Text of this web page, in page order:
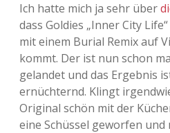
Nur mal
Täglicher
facebook
rss
Ich hatte mich ja sehr über
dass Goldies „Inner City
mit einem Burial Remix auf
kommt. Der ist nun schon
gelandet und das Ergebnis
ernüchternd. Klingt
Original schön mit der
eine Schüssel geworfen und